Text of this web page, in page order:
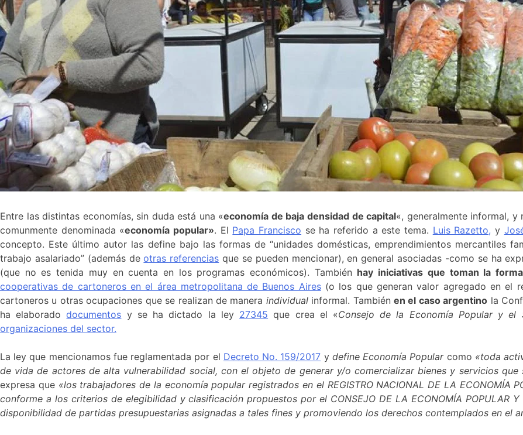
Entre las distintas economías, sin duda está una «economía de baja densidad de capital«, generalmente informal,
comunmente denominada «economía popular». El Papa Francisco se ha referido a este tema. Luis Razetto, y
concepto. Este último autor las define bajo las formas de “unidades domésticas, emprendimientos mercantiles
trabajo asalariado” (además deotras referencias que se pueden mencionar), en general asociadas -como se ha
(que no es tenida muy en cuenta en los programas económicos). También hay iniciativas que toman la
cooperativas de cartoneros en el área metropolitana de Buenos Aires(o los que generan valor agregado en el
cartoneros u otras ocupaciones que se realizan de manera individualinformal. También en el caso argentino la
ha elaboradodocumentos y se ha dictado la ley 27345 que crea el «Consejo de la Economía Popular y el
organizaciones del sector.
La ley que mencionamos fue reglamentada por el Decreto No. 159/2017 y define Economía Popularcomo «toda
de vida de actores de alta vulnerabilidad social, con el objeto de generar y/o comercializar bienes y servicios
expresa que «los trabajadores de la economía popular registrados en el REGISTRO NACIONAL DE LA ECONOMÍA
conforme a los criterios de elegibilidad y clasificación propuestos por el CONSEJO DE LA ECONOMÍA POPULAR Y
disponibilidad de partidas presupuestarias asignadas a tales fines y promoviendo los derechos contemplados en el